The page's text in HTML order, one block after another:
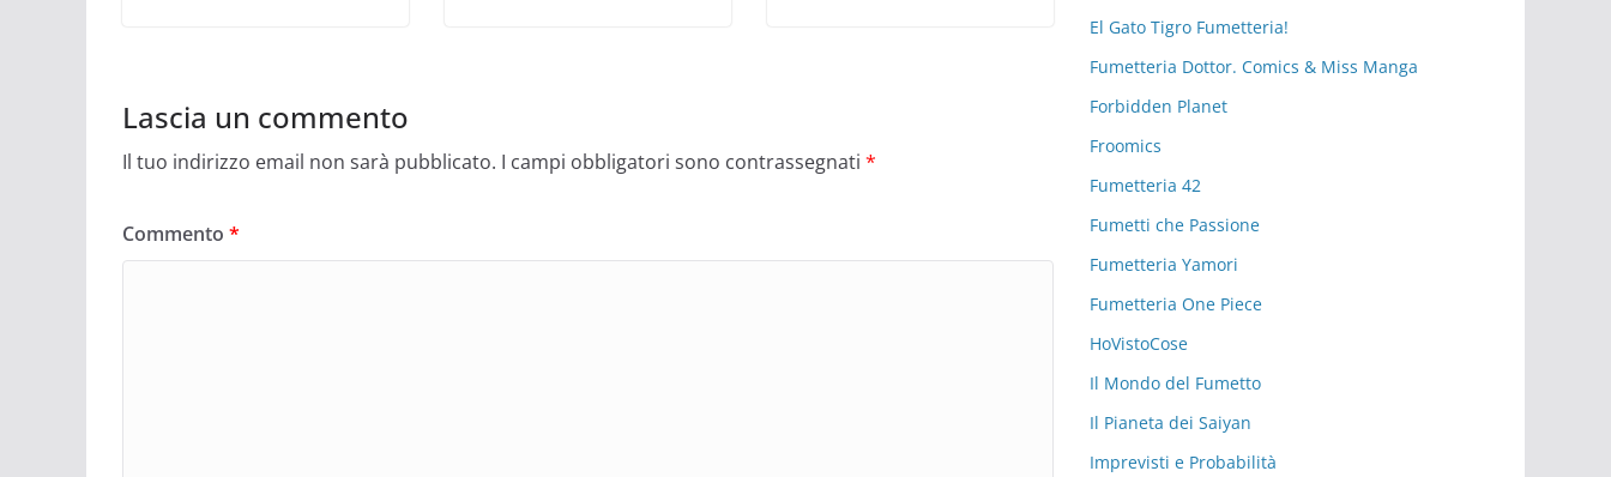
Lascia un commento
Il tuo indirizzo email non sarà pubblicato. I campi obbligatori sono contrassegnati *
Commento *
El Gato Tigro Fumetteria!
Fumetteria Dottor. Comics & Miss Manga
Forbidden Planet
Froomics
Fumetteria 42
Fumetti che Passione
Fumetteria Yamori
Fumetteria One Piece
HoVistoCose
Il Mondo del Fumetto
Il Pianeta dei Saiyan
Imprevisti e Probabilità